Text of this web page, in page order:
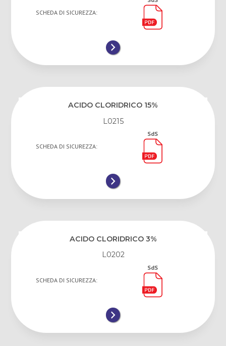
SCHEDA DI SICUREZZA:
ACIDO CLORIDRICO 15%
L0215
SCHEDA DI SICUREZZA:
SdS
ACIDO CLORIDRICO 3%
L0202
SCHEDA DI SICUREZZA:
SdS